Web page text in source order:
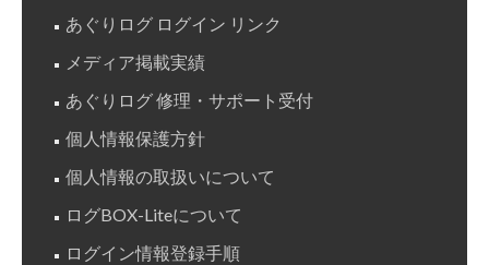
あぐりログ ログイン リンク
メディア掲載実績
あぐりログ 修理・サポート受付
個人情報保護方針
個人情報の取扱いについて
ログBOX-Liteについて
ログイン情報登録手順